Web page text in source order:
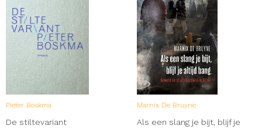
Pieter Boskma
De stiltevariant
Marnix De Bruyne
Als een slang je bijt, blijf je